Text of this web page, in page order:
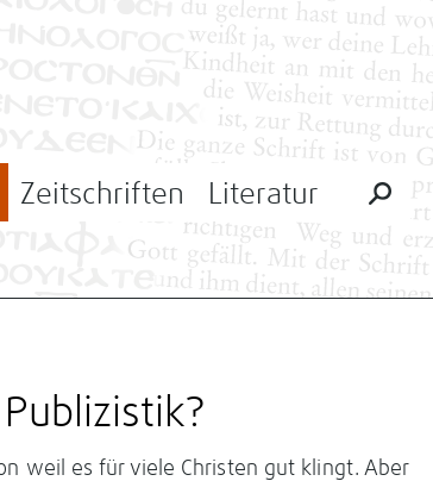
Zeitschriften Literatur
weil es für viele Christen gut klingt. Aber